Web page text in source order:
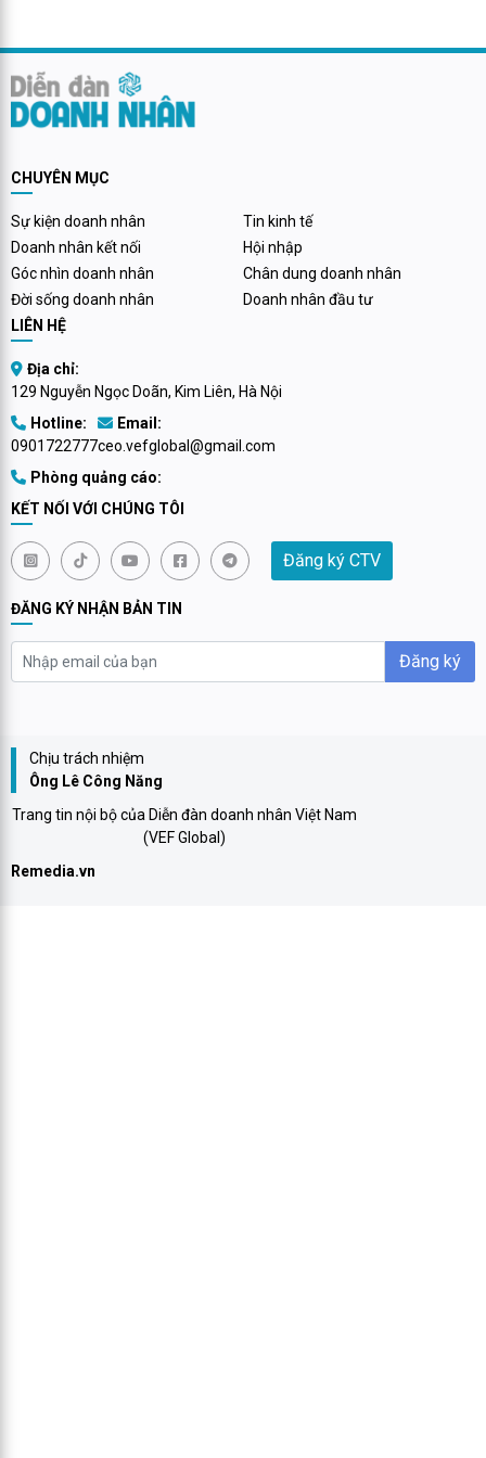
thể thao cộng đồng lớn và uy tín
mang ý nghĩa là một sân chơi
thể thao, sự kiện còn mở ra
cộng đồng, tạo giá trị lan tỏa
xã hội.
thương mại điện tử WinVu.vn
CHUYÊN MỤC
Sự kiện doanh nhân
Tin kinh tế
Doanh nhân kết nối
Hội nhập
Góc nhìn doanh nhân
Chân dung doanh nhân
Đời sống doanh nhân
Doanh nhân đầu tư
LIÊN HỆ
Địa chỉ:
129 Nguyễn Ngọc Doãn, Kim Liên, Hà Nội
Hotline:
0901722777
Email:
ceo.vefglobal@gmail.com
Phòng quảng cáo:
KẾT NỐI VỚI CHÚNG TÔI
Đăng ký CTV
ĐĂNG KÝ NHẬN BẢN TIN
Đăng ký
Chịu trách nhiệm
Ông Lê Công Năng
Trang tin nội bộ của Diễn đàn doanh nhân Việt Nam
(VEF Global)
Remedia.vn